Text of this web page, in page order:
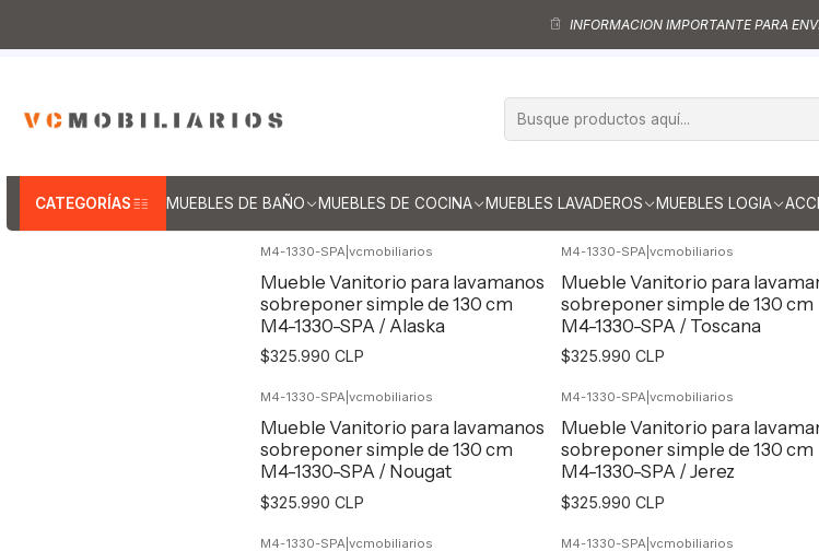
CATEGORÍAS MUEBLES DE BAÑO MUEBLES DE COCINA MUEBLES LAVADEROS MUEBLES LOGIA
INFORMACION IMPORTANTE PARA
Muebles para lavamanos sobreponer Muebles para lavamanos
Muebles para lavamanos sobreponer
Muebles para lavamanos
cm
M4-1330-SPA| vcmobiliarios
Mueble Vanitorio para lavamanos
sobreponer simple de 130 cm
M4-1330-SPA / Alaska
$325.990 CLP
M4-1330-SPA| vcmobiliarios
Mueble Vanitorio para
sobreponer simple de 130 cm
M4-1330-SPA / Toscana
$325.990 CLP
M4-1330-SPA| vcmobiliarios
Mueble Vanitorio para lavamanos
sobreponer simple de 130 cm
M4-1330-SPA / Nougat
$325.990 CLP
M4-1330-SPA| vcmobiliarios
Mueble Vanitorio para
sobreponer simple de 130 cm
M4-1330-SPA / Jerez
$325.990 CLP
M4-1330-SPA| vcmobiliarios M4-1330-SPA| vcmobiliarios